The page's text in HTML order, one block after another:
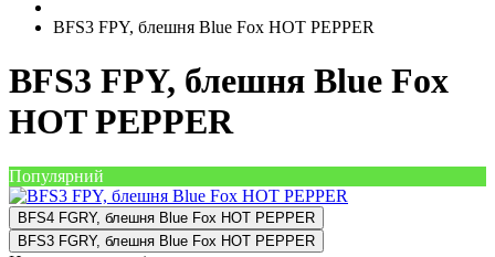
BFS3 FPY, блешня Blue Fox HOT PEPPER
BFS3 FPY, блешня Blue Fox
HOT PEPPER
Популярний
BFS4 FGRY, блешня Blue Fox HOT PEPPER
BFS3 FGRY, блешня Blue Fox HOT PEPPER